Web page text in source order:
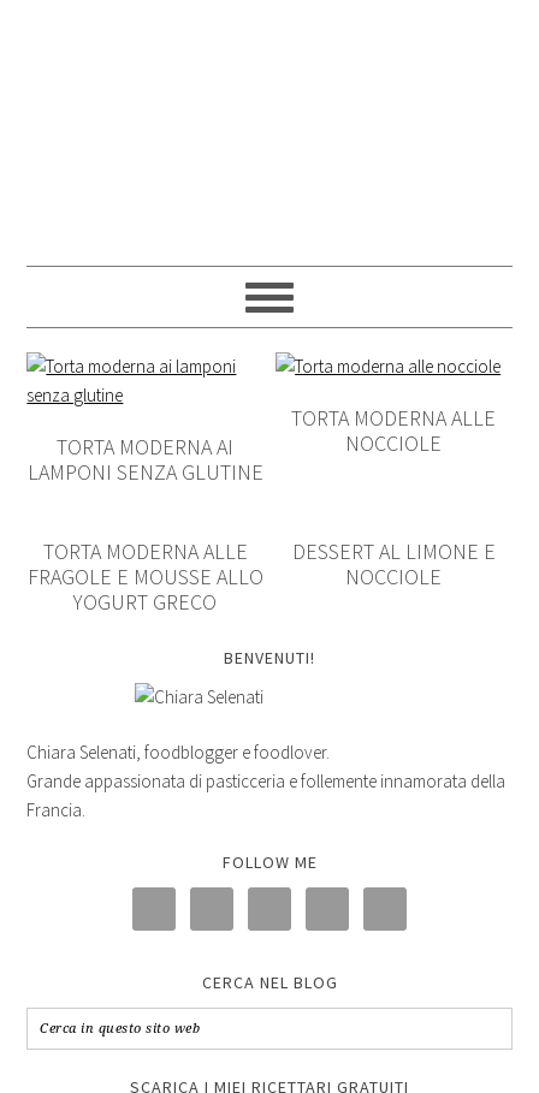
TORTA MODERNA AI
LAMPONI SENZA GLUTINE
TORTA MODERNA ALLE
NOCCIOLE
TORTA MODERNA ALLE
FRAGOLE E MOUSSE ALLO
YOGURT GRECO
DESSERT AL LIMONE E
NOCCIOLE
BENVENUTI!
Chiara Selenati, foodblogger e foodlover.
Grande appassionata di pasticceria e follemente innamorata della
Francia.
FOLLOW ME
CERCA NEL BLOG
SCARICA I MIEI RICETTARI GRATUITI